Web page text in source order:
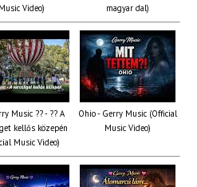
Music Video)
magyar dal)
Music ?? - ?? A
kellős közepén
Music Video)
Ohio - Gerry Music (Official
Music Video)